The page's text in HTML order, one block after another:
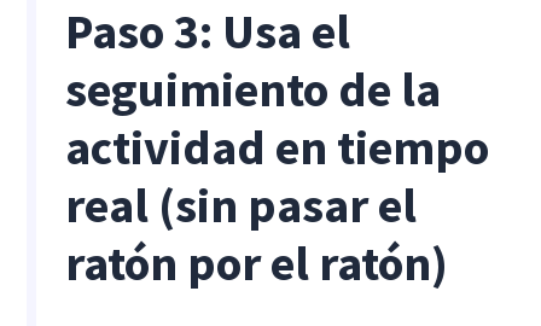
Paso 3: Usa el
seguimiento de la
actividad en tiempo
real (sin pasar el
ratón por el ratón)